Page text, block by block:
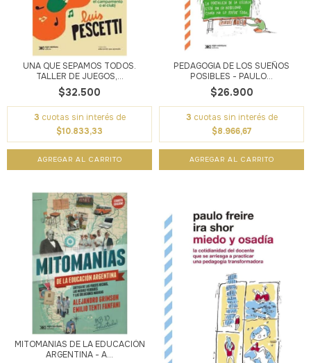
UNA QUE SEPAMOS TODOS.
TALLER DE JUEGOS,...
$32.500
3 cuotas sin interés de
$10.833,33
PEDAGOGIA DE LOS SUEÑOS
POSIBLES - PAULO...
$26.900
3 cuotas sin interés de
$8.966,67
MITOMANIAS DE LA EDUCACIÓN
ARGENTINA - A...